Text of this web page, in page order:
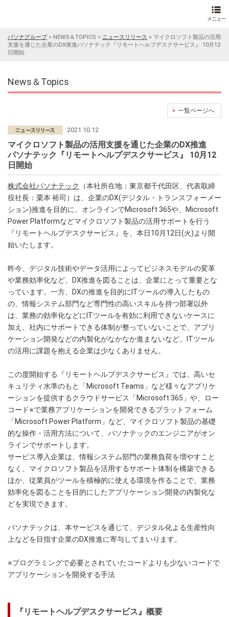
パソナグループ> NEWS＆TOPICS > ニュースリリース > マイクロソフト製品の活用
支援を通じた企業のDX推進パソナテック『リモートヘルプデスクサービス』 10月12
日開始
News＆Topics
一覧ページへ
2021.10.12
マイクロソフト製品の活用支援を通じた企業のDX推進
パソナテック『リモートヘルプデスクサービス』 10月12
日開始
株式会社パソナテック
（本社所在地：東京都千代田区、代表取締
役社長：栗本 裕司）は、企業のDX(デジタル・トランスフォーメー
ション)推進を目的に、オンラインでMicrosoft 365や、Microsoft
Power Platformなどマイクロソフト製品の活用サポートを行う
『リモートヘルプデスクサービス』を、本日10月12日(火)より開
始いたします。
昨今、デジタル技術やデータ活用によってビジネスモデルの変革
や業務効率化など、DX推進を図ることは、企業にとって重要とな
っています。一方、DXの推進を目的にITツールの導入したもの
の、情報システム部門など専門性の高いスキルを持つ部署以外
は、業務の効率化などにITツールを有効に利用できないケースに
加え、社内にサポートできる体制が整っていないことで、アプリ
ケーション開発などの内製化がなかなか進まないなど、ITツール
の活用に課題を抱える企業は少なくありません。
この度開始する『リモートヘルプデスクサービス』では、高いセ
キュリティ水準のもと「Microsoft Teams」など様々なアプリケ
ーションを提供するクラウドサービス「Microsoft 365」や、ロー
コード※で業務アプリケーションを開発できるプラットフォーム
「Microsoft Power Platform」など、マイクロソフト製品の基礎
的な操作・活用方法について、パソナテックのエンジニアがオン
ラインでサポートします。
サービス導入企業は、情報システム部門の業務負荷を増やすこと
なく、マイクロソフト製品を活用するサポート体制を構築できる
ほか、従業員がツールを積極的に使える環境を作ることで、業務
効率化を図ることを目的にしたアプリケーション開発の内製化な
どを実現できます。
パソナテックは、本サービスを通じて、デジタル化よる生産性向
上などを目指す企業のDX推進に寄与してまいります。
※プログラミングで必要とされていたコードよりも少ないコードで
アプリケーションを開発する手法
『リモートヘルプデスクサービス』概要